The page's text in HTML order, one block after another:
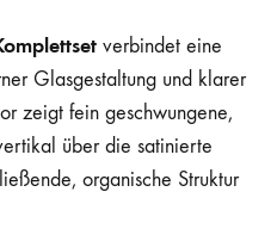
verbindet eine
Glasgestaltung und klarer
zeigt fein geschwungene,
über die satinierte
organische Struktur